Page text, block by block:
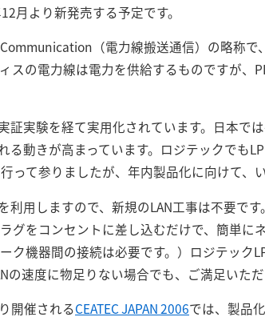
月より新発売する予定です。
（電力線搬送通信）の略称
スの電力線は電力を供給するものですが
証実験を経て実用化されています。日本で
る動きが高まっています。ロジテックでも
って参りましたが、年内製品化に向けて、
利用しますので、新規のLAN工事は不要で
グをコンセントに差し込むだけで、簡単
ク機器間の接続は必要です。）ロジテッ
の速度に物足りない場合でも、ご満足いただ
開催されるCEATEC JAPAN 2006では、製品